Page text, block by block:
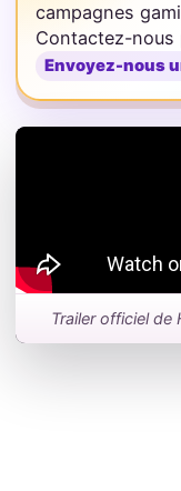
campagnes
Contactez-nous
Envoyez-nous
Trailer officiel de